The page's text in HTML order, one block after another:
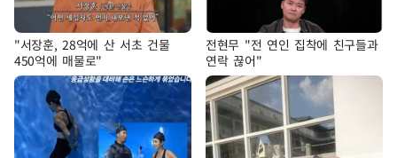
"서장훈, 28억에 산 서초 건물
450억에 매물로"
전현무 "전 연인 집착에 친구들과
연락 끊어"